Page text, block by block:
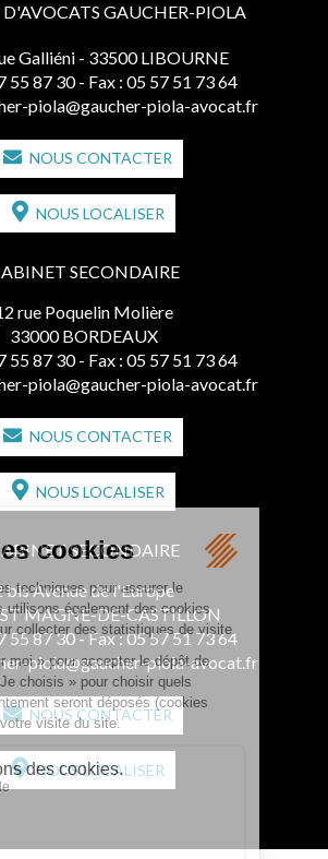
GAUCHER-PIOLA
Galliéni - 33500 LIBOURNE
55 87 30 - Fax : 05 57 51 73 64
piola@gaucher-piola-avocat.fr
NOUS CONTACTER
NOUS LOCALISER
SECONDAIRE
rue Poquelin Molière
33000 BORDEAUX
55 87 30 - Fax : 05 57 51 73 64
piola@gaucher-piola-avocat.fr
NOUS CONTACTER
NOUS LOCALISER
SECONDAIRE
bis Avenue de l'Europe
MAGNE-DE-CASTILLON
55 87 30- Fax : 05 57 51 73 64
piola@gaucher-piola-avocat.fr
NOUS CONTACTER
NOUS LOCALISER